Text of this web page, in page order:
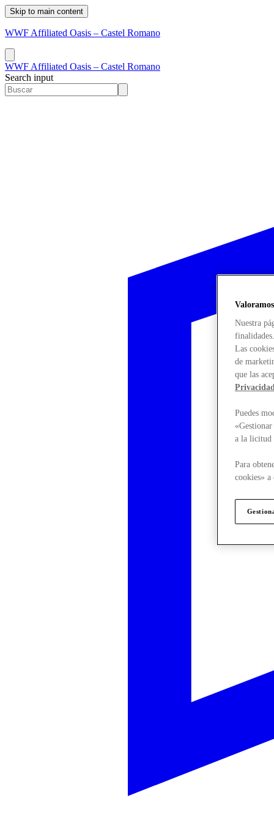
Skip to main content
WWF Affiliated Oasis – Castel Romano
WWF Affiliated Oasis – Castel Romano
Search input
Nuestra
Las
de
que las
Puedes
a la licitud
Para
cookies» a